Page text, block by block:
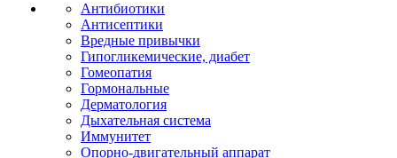
Антибиотики
Антисептики
Вредные привычки
Гипогликемические, диабет
Гомеопатия
Гормональные
Дерматология
Дыхательная система
Иммунитет
Опорно-двигательный аппарат